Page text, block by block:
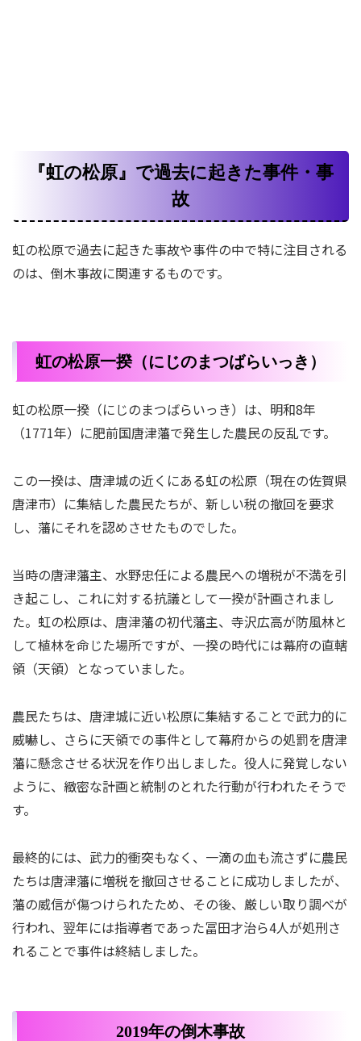
『虹の松原』で過去に起きた事件・事
故
虹の松原で過去に起きた事故や事件の中で特に注目される
のは、倒木事故に関連するものです。
虹の松原一揆（にじのまつばらいっき）
虹の松原一揆（にじのまつばらいっき）は、明和8年
（1771年）に肥前国唐津藩で発生した農民の反乱です。
この一揆は、唐津城の近くにある虹の松原（現在の佐賀県
唐津市）に集結した農民たちが、新しい税の撤回を要求
し、藩にそれを認めさせたものでした。
当時の唐津藩主、水野忠任による農民への増税が不満を引
き起こし、これに対する抗議として一揆が計画されまし
た。虹の松原は、唐津藩の初代藩主、寺沢広高が防風林と
して植林を命じた場所ですが、一揆の時代には幕府の直轄
領（天領）となっていました。
農民たちは、唐津城に近い松原に集結することで武力的に
威嚇し、さらに天領での事件として幕府からの処罰を唐津
藩に懸念させる状況を作り出しました。役人に発覚しない
ように、緻密な計画と統制のとれた行動が行われたそうで
す。
最終的には、武力的衝突もなく、一滴の血も流さずに農民
たちは唐津藩に増税を撤回させることに成功しましたが、
藩の威信が傷つけられたため、その後、厳しい取り調べが
行われ、翌年には指導者であった冨田才治ら4人が処刑さ
れることで事件は終結しました。
2019年の倒木事故